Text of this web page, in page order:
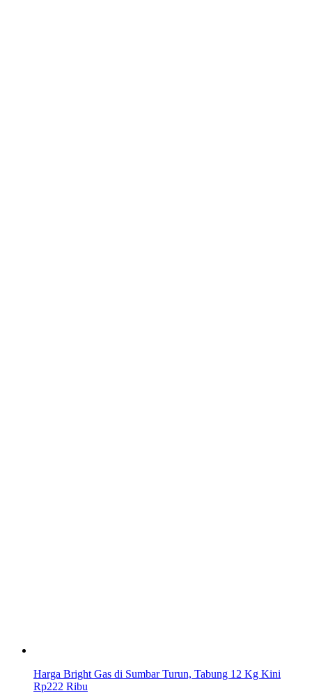
Harga Bright Gas di Sumbar Turun, Tabung 12 Kg Kini
Rp222 Ribu